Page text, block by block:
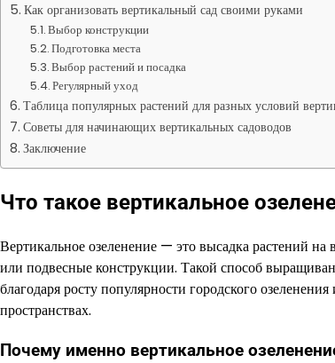
Как организовать вертикальный сад своими руками
Выбор конструкции
Подготовка места
Выбор растений и посадка
Регулярный уход
Таблица популярных растений для разных условий
Советы для начинающих вертикальных садоводов
Заключение
Что такое вертикальное
Вертикальное озеленение — это высадка растений
или подвесные конструкции. Такой способ
благодаря росту популярности городского
пространствах.
Почему именно вертикальное